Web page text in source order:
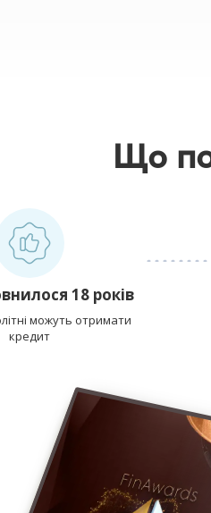
Що
18 років
можуть отримати
кредит